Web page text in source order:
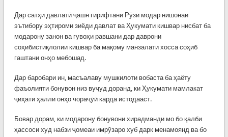
Дар сатҳи давлатӣ ҷашн гирифтани Рӯзи модар нишонаи
эътибору эҳтироми зиёди давлат ва Ҳукумати кишвар нисбат ба
модарону занон ва гувоҳи равшани дар даврони
соҳибистиқлолии кишвар ба мақому манзалати хосса соҳиб
гаштани онҳо мебошад.
Дар баробари ин, масъалаву мушкилоти вобаста ба ҳаёту
фаъолияти бонувон низ вуҷуд доранд, ки Ҳукумати мамлакат
ҷиҳати ҳалли онҳо чораҷӯӣ карда истодааст.
Бовар дорам, ки модарону бонувони хирадманди мо бо қалби
ҳассоси худ набзи ҷомеаи имрӯзаро хуб дарк менамоянд ва бо